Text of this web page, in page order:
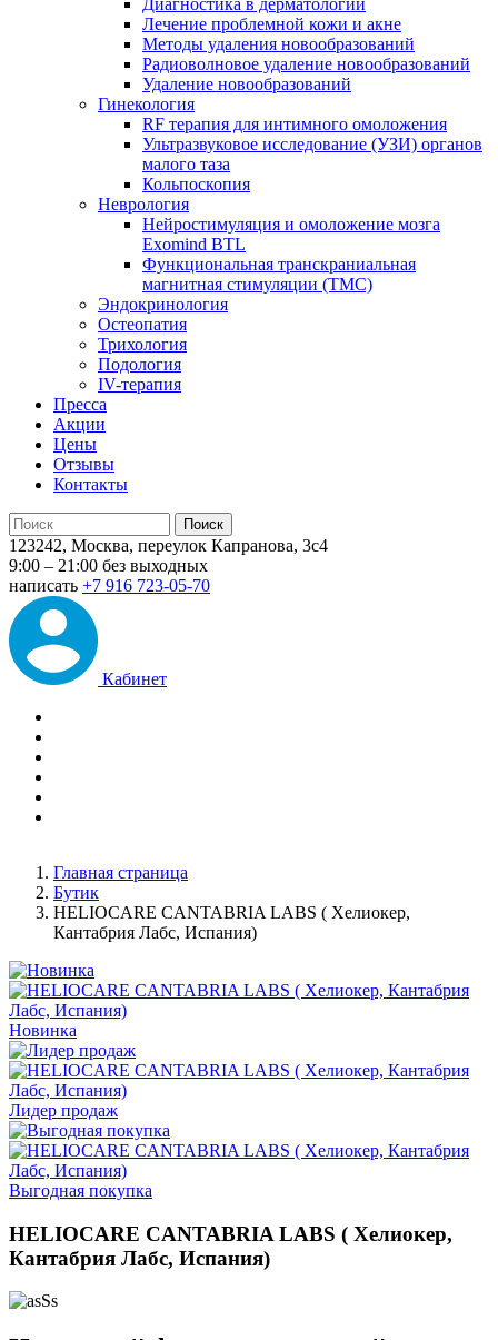
Диагностика в дерматологии
Лечение проблемной кожи и акне
Методы удаления новообразований
Радиоволновое удаление новообразований
Удаление новообразований
Гинекология
RF терапия для интимного омоложения
Ультразвуковое исследование (УЗИ) органов
малого таза
Кольпоскопия
Неврология
Нейростимуляция и омоложение мозга
Exomind BTL
Функциональная транскраниальная
магнитная стимуляции (ТМС)
Эндокринология
Остеопатия
Трихология
Подология
IV-терапия
Пресса
Акции
Цены
Отзывы
Контакты
123242, Москва, переулок Капранова, 3с4
9:00 – 21:00 без выходных
написать +7 916 723-05-70
Кабинет
Главная страница
Бутик
HELIOCARE CANTABRIA LABS ( Хелиокер,
Кантабрия Лабс, Испания)
Новинка
Лидер продаж
Выгодная покупка
HELIOCARE CANTABRIA LABS ( Хелиокер,
Кантабрия Лабс, Испания)